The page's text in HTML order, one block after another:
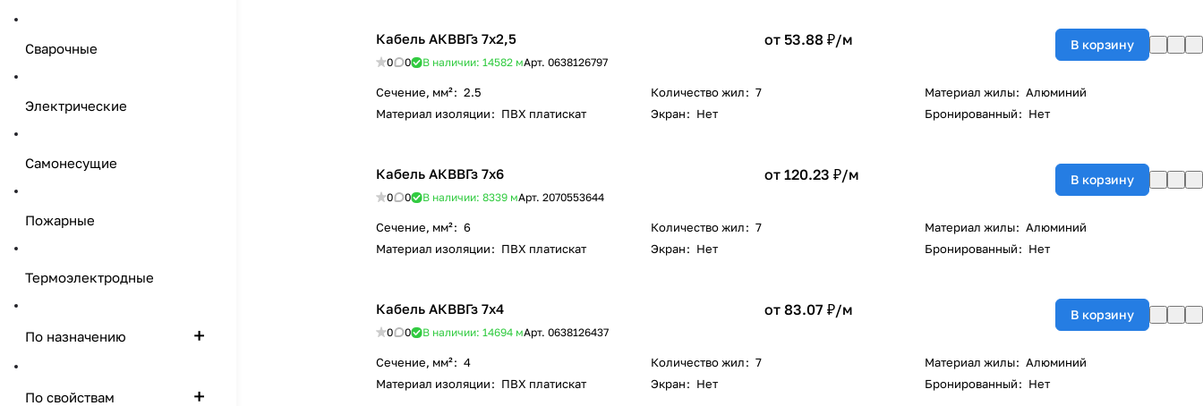
Кабель АКВВГз 7х2,5
0 0 В наличии: 14582 мАрт. 0638126797
от 53.88 ₽/м В корзину
Сечение, мм²: 2.5 Количество жил: 7 Материал жилы: Алюминий
Материал изоляции: ПВХ платискат Экран: Нет Бронированный: Нет
Кабель АКВВГз 7х6
0 0 В наличии: 8339 мАрт. 2070553644
от 120.23 ₽/м В корзину
Сечение, мм²: 6 Количество жил: 7 Материал жилы: Алюминий
Материал изоляции: ПВХ платискат Экран: Нет Бронированный: Нет
Кабель АКВВГз 7х4
0 0 В наличии: 14694 мАрт. 0638126437
от 83.07 ₽/м В корзину
Сечение, мм²: 4 Количество жил: 7 Материал жилы: Алюминий
Материал изоляции: ПВХ платискат Экран: Нет Бронированный: Нет
Сварочные
Электрические
Самонесущие
Пожарные
Термоэлектродные
По назначению
По свойствам